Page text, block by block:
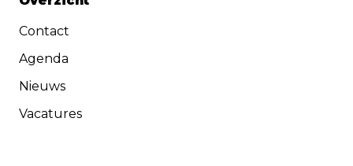
Contact
Agenda
Nieuws
Vacatures